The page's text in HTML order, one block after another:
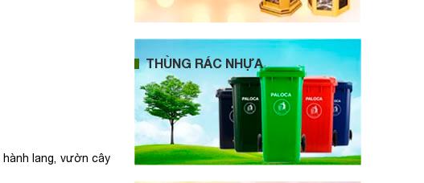
lang, vườn cây
THÙNG RÁC NHỰA